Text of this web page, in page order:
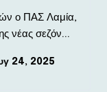
νέας σεζόν...
24, 2025